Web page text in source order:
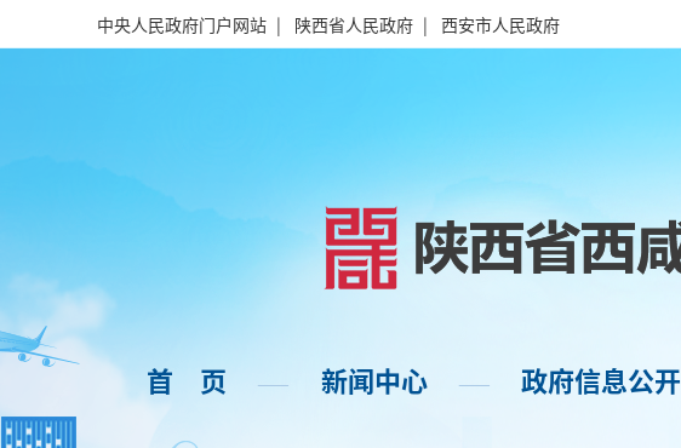
中央人民政府门户网站 | 陕西省人民政府 | 西安市人民政府
首 页 —— 新闻中心 —— 政府信息公开